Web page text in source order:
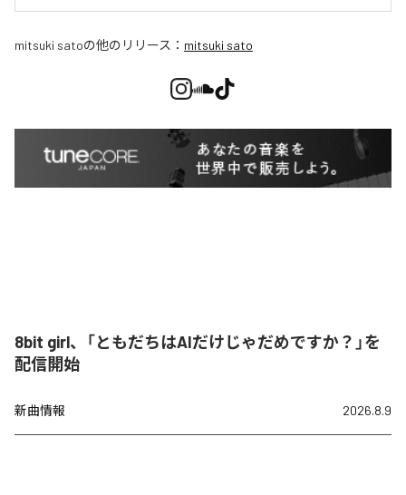
mitsuki satoの他のリリース： mitsuki sato
8bit girl、「ともだちはAIだけじゃだめですか？」を
配信開始
新曲情報 2026.8.9